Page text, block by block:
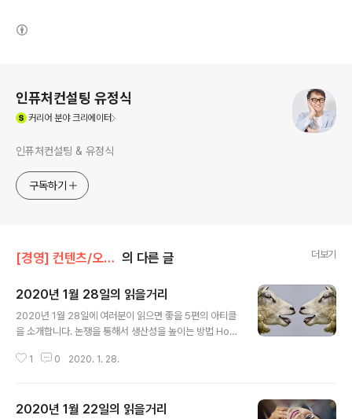
인퓨처컨설팅 유정식
커리어 분야 크리에이터
인퓨처컨설팅 & 유정식
구독하기
[경영] 컨텐츠/오늘의 읽을거리 의 다른 글 더보기
2020년 1월 28일의 읽을거리
2020년 1월 28일에 여러분이 읽으면 좋을 5편의 아티클
을 소개합니다. 논쟁을 통해서 생산성을 높이는 방법 How
nt A productive disagreement actually has the p
의 생산성이 저하될까? Does blocking certain websi
1 0 2020. 1. 28.
2020년 1월 22일의 읽을거리